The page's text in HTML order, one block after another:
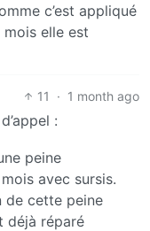
c’est appliqué
elle est
11 · 1 month ago
:
peine
avec sursis.
de cette peine
déjà réparé